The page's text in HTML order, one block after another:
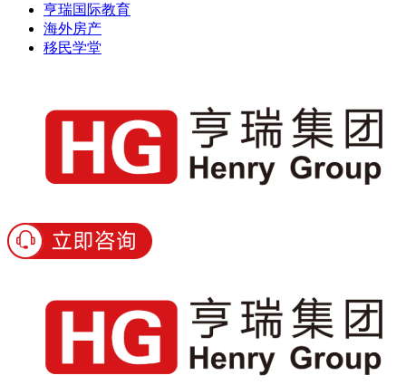
亨瑞国际教育
海外房产
移民学堂